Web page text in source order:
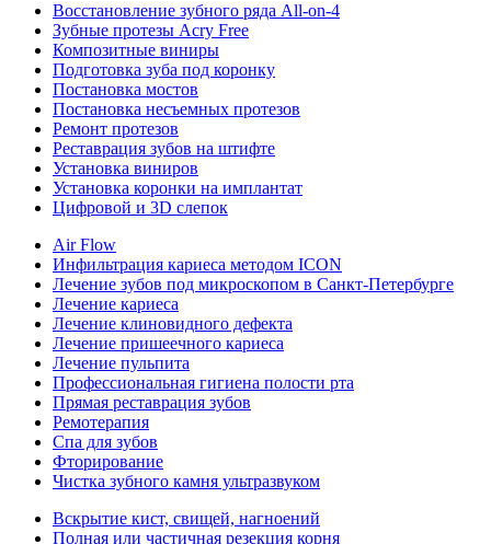
Восстановление зубного ряда All‑on‑4
Зубные протезы Acry Free
Композитные виниры
Подготовка зуба под коронку
Постановка мостов
Постановка несъемных протезов
Ремонт протезов
Реставрация зубов на штифте
Установка виниров
Установка коронки на имплантат
Цифровой и 3D слепок
Air Flow
Инфильтрация кариеса методом ICON
Лечение зубов под микроскопом в Санкт-Петербурге
Лечение кариеса
Лечение клиновидного дефекта
Лечение пришеечного кариеса
Лечение пульпита
Профессиональная гигиена полости рта
Прямая реставрация зубов
Ремотерапия
Спа для зубов
Фторирование
Чистка зубного камня ультразвуком
Вскрытие кист, свищей, нагноений
Полная или частичная резекция корня